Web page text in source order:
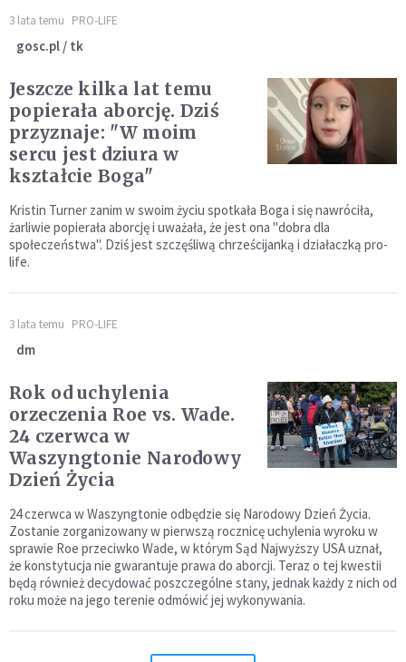
3 lata temu PRO-LIFE
gosc.pl / tk
Jeszcze kilka lat temu
popierała aborcję. Dziś
przyznaje: "W moim
sercu jest dziura w
kształcie Boga"
Kristin Turner zanim w swoim życiu spotkała Boga i się nawróciła,
żarliwie popierała aborcję i uważała, że jest ona "dobra dla
społeczeństwa". Dziś jest szczęśliwą chrześcijanką i działaczką pro-
life.
3 lata temu PRO-LIFE
dm
Rok od uchylenia
orzeczenia Roe vs. Wade.
24 czerwca w
Waszyngtonie Narodowy
Dzień Życia
24 czerwca w Waszyngtonie odbędzie się Narodowy Dzień Życia.
Zostanie zorganizowany w pierwszą rocznicę uchylenia wyroku w
sprawie Roe przeciwko Wade, w którym Sąd Najwyższy USA uznał,
że konstytucja nie gwarantuje prawa do aborcji. Teraz o tej kwestii
będą również decydować poszczególne stany, jednak każdy z nich od
roku może na jego terenie odmówić jej wykonywania.